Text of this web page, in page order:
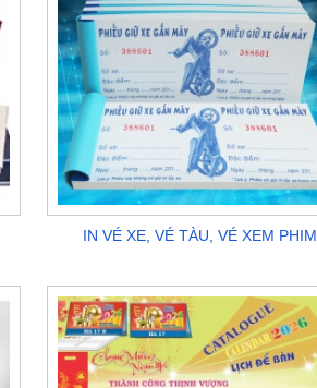
IN VÉ XE, VÉ TÀU, VÉ XEM PHIM